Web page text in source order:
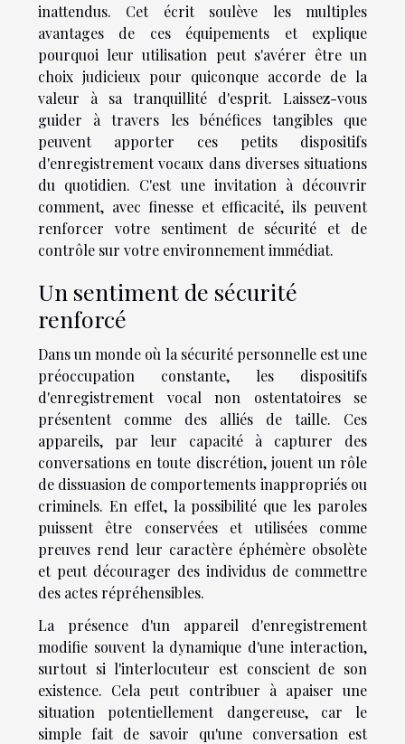
inattendus. Cet écrit soulève les multiples
avantages de ces équipements et explique
pourquoi leur utilisation peut s'avérer être un
choix judicieux pour quiconque accorde de la
valeur à sa tranquillité d'esprit. Laissez-vous
guider à travers les bénéfices tangibles que
peuvent apporter ces petits dispositifs
d'enregistrement vocaux dans diverses situations
du quotidien. C'est une invitation à découvrir
comment, avec finesse et efficacité, ils peuvent
renforcer votre sentiment de sécurité et de
contrôle sur votre environnement immédiat.
Un sentiment de sécurité
renforcé
Dans un monde où la sécurité personnelle est une
préoccupation constante, les dispositifs
d'enregistrement vocal non ostentatoires se
présentent comme des alliés de taille. Ces
appareils, par leur capacité à capturer des
conversations en toute discrétion, jouent un rôle
de dissuasion de comportements inappropriés ou
criminels. En effet, la possibilité que les paroles
puissent être conservées et utilisées comme
preuves rend leur caractère éphémère obsolète
et peut décourager des individus de commettre
des actes répréhensibles.
La présence d'un appareil d'enregistrement
modifie souvent la dynamique d'une interaction,
surtout si l'interlocuteur est conscient de son
existence. Cela peut contribuer à apaiser une
situation potentiellement dangereuse, car le
simple fait de savoir qu'une conversation est